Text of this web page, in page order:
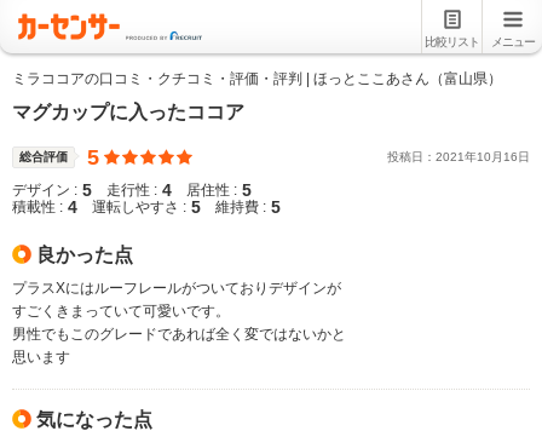
比較リスト メニュー
ミラココアの口コミ・クチコミ・評価・評判 | ほっとここあさん（富山県）
マグカップに入ったココア
総合評価 5 投稿日： 2021年10 月 16日
デザイン : 5 走行性 : 4 居住性 : 5
積載性 : 4 運転しやすさ : 5 維持費 : 5
良かった点
プラスXにはルーフレールがついておりデザインが
すごくきまっていて可愛いです。
男性でもこのグレードであれば全く変ではないかと
思います
気になった点